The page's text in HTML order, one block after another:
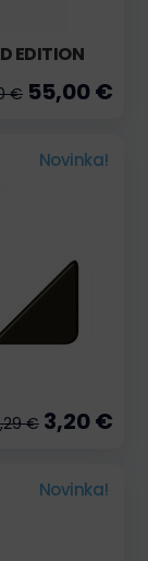
EDITION
€ 55,00 €
Novinka!
€ 3,20 €
Novinka!